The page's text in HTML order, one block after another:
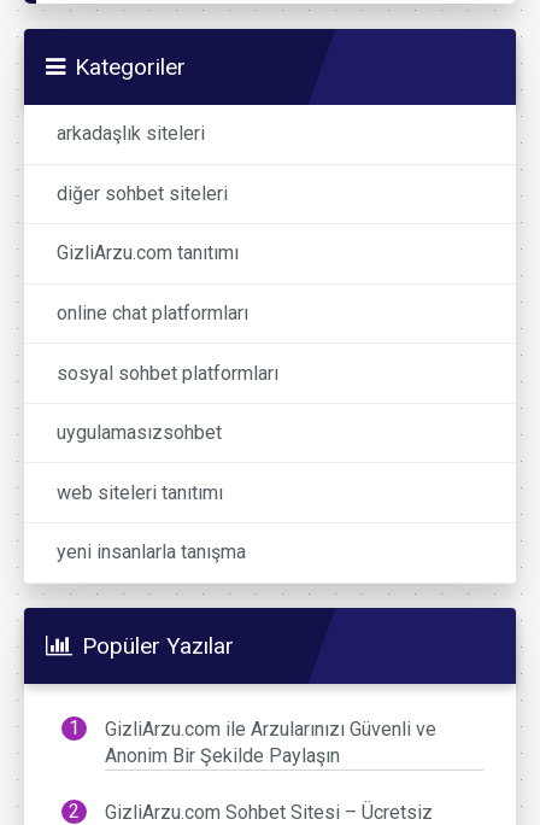
Kategoriler
arkadaşlık siteleri
diğer sohbet siteleri
GizliArzu.com tanıtımı
online chat platformları
sosyal sohbet platformları
uygulamasızsohbet
web siteleri tanıtımı
yeni insanlarla tanışma
Popüler Yazılar
GizliArzu.com ile Arzularınızı Güvenli ve
Anonim Bir Şekilde Paylaşın
GizliArzu.com Sohbet Sitesi – Ücretsiz